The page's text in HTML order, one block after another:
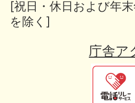
[祝日・休日および年
を除く]
庁舎ア